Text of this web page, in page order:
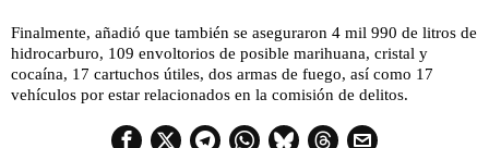
Finalmente, añadió que también se aseguraron 4 mil 990 de litros de
hidrocarburo, 109 envoltorios de posible marihuana, cristal y
cocaína, 17 cartuchos útiles, dos armas de fuego, así como 17
vehículos por estar relacionados en la comisión de delitos.